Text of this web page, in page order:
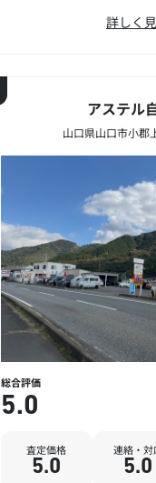
詳しく
アステル
山口県山口市小郡
総合評価
5.0
査定価格
5.0
連絡・対
5.0